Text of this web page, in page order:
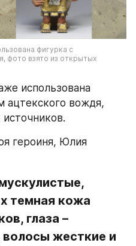
фигурка с
фото взято из открытых
использована
ацтекского вождя,
героиня, Юлия
темная кожа
глаза –
жесткие и